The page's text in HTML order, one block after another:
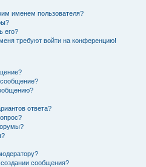
именем пользователя?
его?
требуют войти на конференцию!
сообщение?
ответа?
сообщения?